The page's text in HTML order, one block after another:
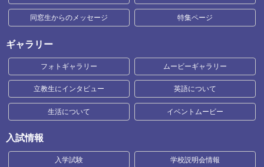
同窓生からのメッセージ 特集ページ
ギャラリー
フォトギャラリー ムービーギャラリー
立教生にインタビュー 英語について
生活について イベントムービー
入試情報
入学試験 学校説明会情報